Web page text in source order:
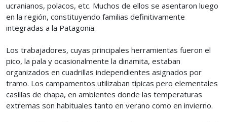
ucranianos, polacos, etc. Muchos de ellos se asentaron luego
en la región, constituyendo familias definitivamente
integradas a la Patagonia.
Los trabajadores, cuyas principales herramientas fueron el
pico, la pala y ocasionalmente la dinamita, estaban
organizados en cuadrillas independientes asignados por
tramo. Los campamentos utilizaban típicas pero elementales
casillas de chapa, en ambientes donde las temperaturas
extremas son habituales tanto en verano como en invierno.